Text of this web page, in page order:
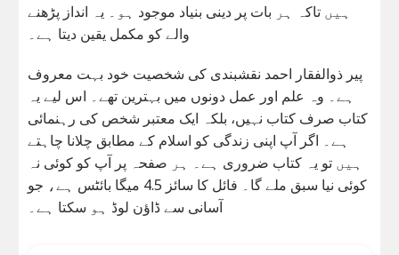
ہیں تاکہ ہر بات پر دینی بنیاد موجود ہو۔ یہ انداز پڑھنے
والے کو مکمل یقین دیتا ہے۔
پیر ذوالفقار احمد نقشبندی کی شخصیت خود بہت معروف
ہے۔ وہ علم اور عمل دونوں میں بہترین تھے۔ اس لیے یہ
کتاب صرف کتاب نہیں، بلکہ ایک معتبر شخص کی رہنمائی
ہے۔ اگر آپ اپنی زندگی کو اسلام کے مطابق چلانا چاہتے
ہیں تو یہ کتاب ضروری ہے۔ ہر صفحہ پر آپ کو کوئی نہ
کوئی نیا سبق ملے گا۔ فائل کا سائز 4.5 میگا بائٹس ہے، جو
آسانی سے ڈاؤن لوڈ ہو سکتا ہے۔